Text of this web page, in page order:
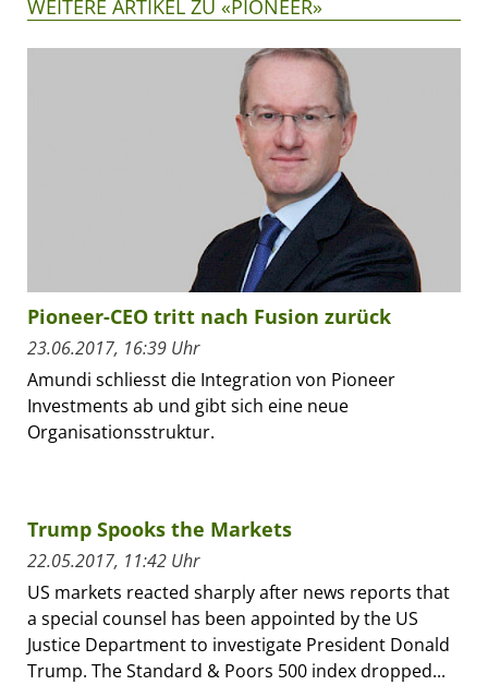
WEITERE ARTIKEL ZU «PIONEER»
Pioneer-CEO tritt nach Fusion zurück
23.06.2017, 16:39 Uhr
Amundi schliesst die Integration von Pioneer
Investments ab und gibt sich eine neue
Organisationsstruktur.
Trump Spooks the Markets
22.05.2017, 11:42 Uhr
US markets reacted sharply after news reports that
a special counsel has been appointed by the US
Justice Department to investigate President Donald
Trump. The Standard & Poors 500 index dropped...